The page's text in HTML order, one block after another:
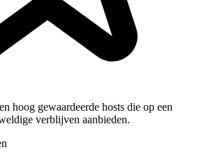
hoog gewaardeerde hosts die op een
verblijven aanbieden.